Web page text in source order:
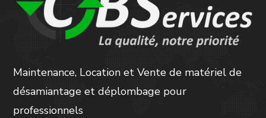
Maintenance, Location et Vente de matériel de
désamiantage et déplombage pour
professionnels